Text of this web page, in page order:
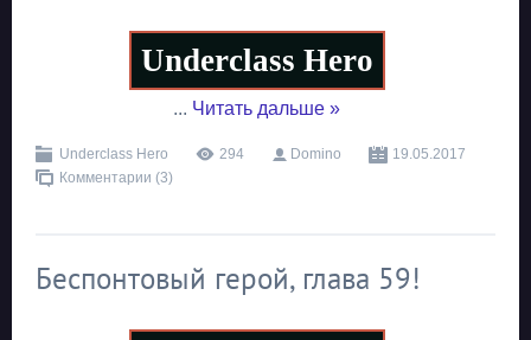
Underclass Hero
... Читать дальше »
Underclass Hero 294 Domino
19.05.2017
Комментарии (3)
Беспонтовый герой, глава 59!